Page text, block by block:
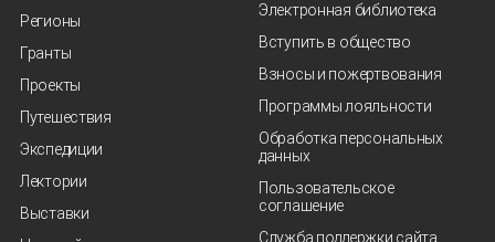
Регионы
Гранты
Проекты
Путешествия
Экспедиции
Лектории
Выставки
Электронная библиотека
Вступить в общество
Взносы и пожертвования
Программы лояльности
Обработка персональных
данных
Пользовательское
соглашение
Служба поддержки сайта